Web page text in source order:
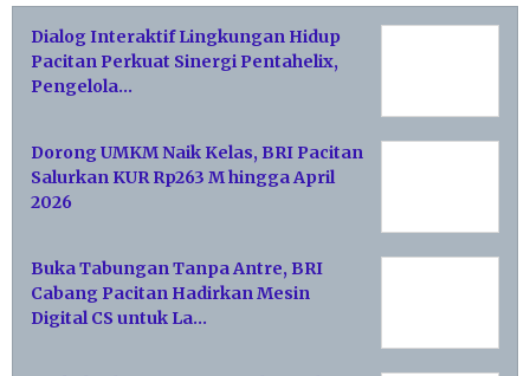
Dialog Interaktif Lingkungan Hidup
Pacitan Perkuat Sinergi Pentahelix,
Pengelola…
Dorong UMKM Naik Kelas, BRI Pacitan
Salurkan KUR Rp263 M hingga April
2026
Buka Tabungan Tanpa Antre, BRI
Cabang Pacitan Hadirkan Mesin
Digital CS untuk La…